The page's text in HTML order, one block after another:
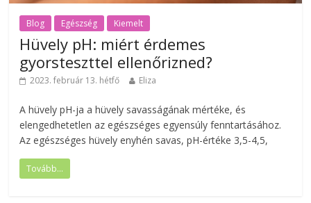
Blog Egészség Kiemelt
Hüvely pH: miért érdemes
gyorsteszttel ellenőrizned?
2023. február 13. hétfő Eliza
A hüvely pH-ja a hüvely savasságának mértéke, és
elengedhetetlen az egészséges egyensúly fenntartásához.
Az egészséges hüvely enyhén savas, pH-értéke 3,5-4,5,
Tovább...